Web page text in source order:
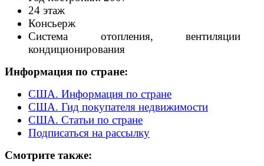
24 этаж
Консьерж
Система отопления,
кондиционирования
Информация по стране:
США. Информация по стране
США. Гид покупателя недвижимости
США. Статьи по стране
Подписаться на рассылку
Смотрите также: